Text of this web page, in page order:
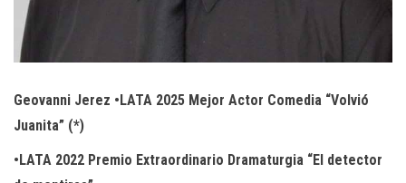
Geovanni Jerez •LATA 2025 Mejor Actor Comedia “Volvió
Juanita” (*)
•LATA 2022 Premio Extraordinario Dramaturgia “El detector